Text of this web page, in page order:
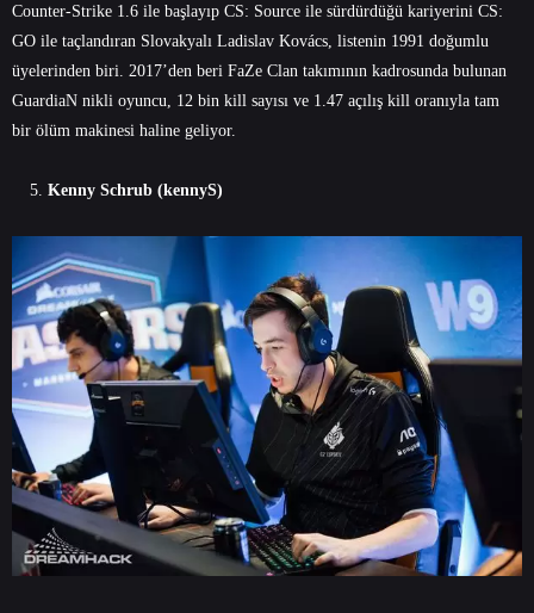
Counter-Strike 1.6 ile başlayıp CS: Source ile sürdürdüğü kariyerini CS:
GO ile taçlandıran Slovakyalı Ladislav Kovács, listenin 1991 doğumlu
üyelerinden biri. 2017’den beri FaZe Clan takımının kadrosunda bulunan
GuardiaN nikli oyuncu, 12 bin kill sayısı ve 1.47 açılış kill oranıyla tam
bir ölüm makinesi haline geliyor.
Kenny Schrub (kennyS)